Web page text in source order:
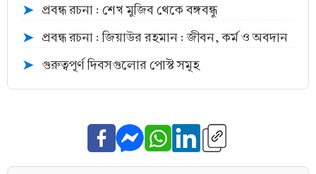
➤ প্রবন্ধ রচনা : শেখ মুজিব থেকে বঙ্গবন্ধু
➤ প্রবন্ধ রচনা : জিয়াউর রহমান : জীবন, কর্ম ও অবদান
➤ গুরুত্বপূর্ণ দিবসগুলোর পোস্ট সমূহ